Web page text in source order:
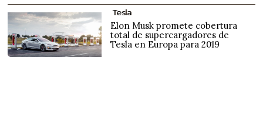
Tesla
Elon Musk promete cobertura
total de supercargadores de
Tesla en Europa para 2019